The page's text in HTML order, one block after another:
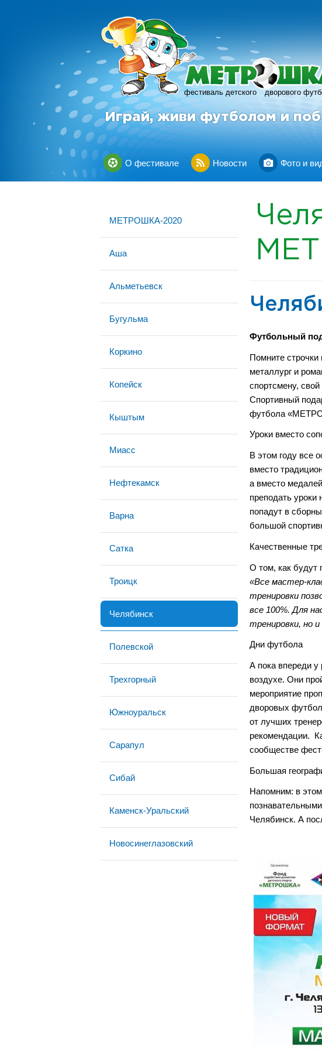
фестиваль детского дворового
Играй, живи футболом и
О фестивале Новости Фото и
МЕТРОШКА-2020
Аша
Альметьевск
Бугульма
Коркино
Копейск
Кыштым
Миасс
Нефтекамск
Варна
Сатка
Троицк
Челябинск
Полевской
Трехгорный
Южноуральск
Сарапул
Сибай
Каменск-Уральский
Новосинеглазовский
Футбольный
Помните строчки
металлург и
спортсмену,
Спортивный
футбола
Уроки вместо
В этом году все
вместо
а вместо
преподать
попадут в
большой
Качественные
О том, как будут
«Все мастер-
тренировки
все 100%. Для
тренировки, но
Дни футбола
А пока впереди у
воздухе. Они
мероприятие
дворовых
от лучших
рекомендации.
сообществе
Большая
Напомним: в
Челябинск. А